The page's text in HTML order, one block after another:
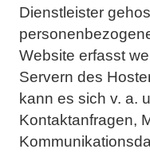
Dienstleister
Website erfasst
Servern des
kann es sich v. a.
Kontaktanfragen,